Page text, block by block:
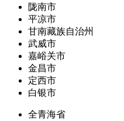
陇南市
平凉市
甘南藏族自治州
武威市
嘉峪关市
金昌市
定西市
白银市
全青海省